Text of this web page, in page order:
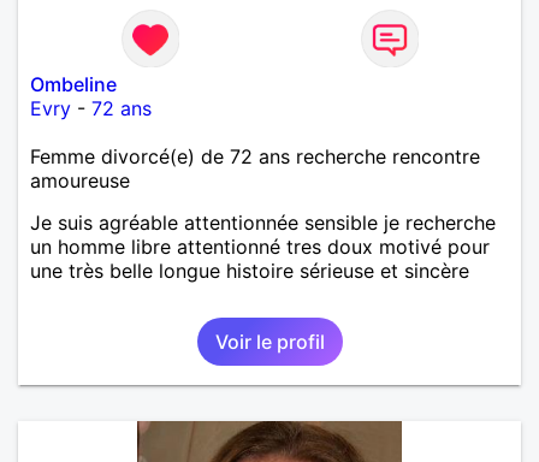
Ombeline
Evry - 72 ans
Femme divorcé(e) de 72 ans recherche rencontre
amoureuse
Je suis agréable attentionnée sensible je recherche
un homme libre attentionné tres doux motivé pour
une très belle longue histoire sérieuse et sincère
Voir le profil